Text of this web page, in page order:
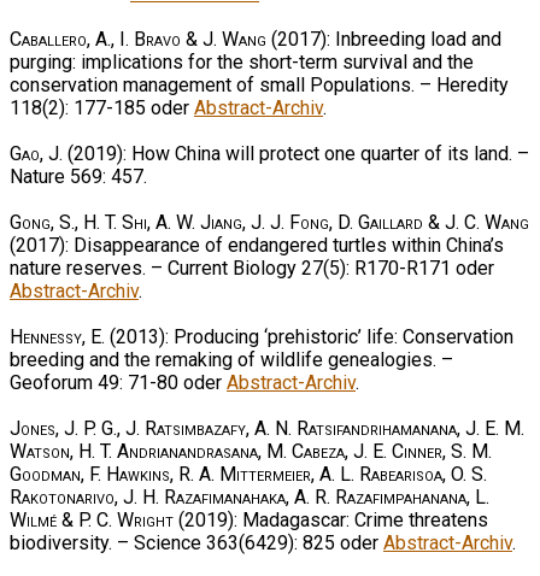
Caballero, A., I. Bravo & J. Wang (2017): Inbreeding load and
purging: implications for the short-term survival and the
conservation management of small Populations. – Heredity
118(2): 177-185 oder Abstract-Archiv.
Gao, J. (2019): How China will protect one quarter of its land. –
Nature 569: 457.
Gong, S., H. T. Shi, A. W. Jiang, J. J. Fong, D. Gaillard & J. C. Wang
(2017): Disappearance of endangered turtles within China’s
nature reserves. – Current Biology 27(5): R170-R171 oder
Abstract-Archiv.
Hennessy, E. (2013): Producing ‘prehistoric’ life: Conservation
breeding and the remaking of wildlife genealogies. –
Geoforum 49: 71-80 oder Abstract-Archiv.
Jones, J. P. G., J. Ratsimbazafy, A. N. Ratsifandrihamanana, J. E. M.
Watson, H. T. Andrianandrasana, M. Cabeza, J. E. Cinner, S. M.
Goodman, F. Hawkins, R. A. Mittermeier, A. L. Rabearisoa, O. S.
Rakotonarivo, J. H. Razafimanahaka, A. R. Razafimpahanana, L.
Wilmé & P. C. Wright (2019): Madagascar: Crime threatens
biodiversity. – Science 363(6429): 825 oder Abstract-Archiv.